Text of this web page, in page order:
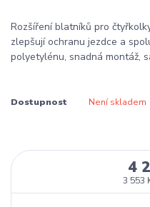
Rozšíření blatníků pro
zlepšují ochranu jezdce a
polyetylénu, snadná montáž,
Dostupnost Není skladem
4
3 553